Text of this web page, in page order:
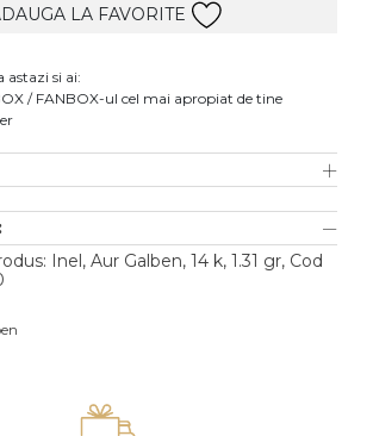
LA FAVORITE
astazi si ai:
/ FANBOX-ul cel mai apropiat de tine
Inel, Aur Galben, 14 k, 1.31 gr, Cod